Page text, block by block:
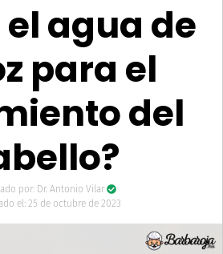
el agua de
para el
del
por: Dr. Antonio Vilar
el: 25 de octubre de 2023